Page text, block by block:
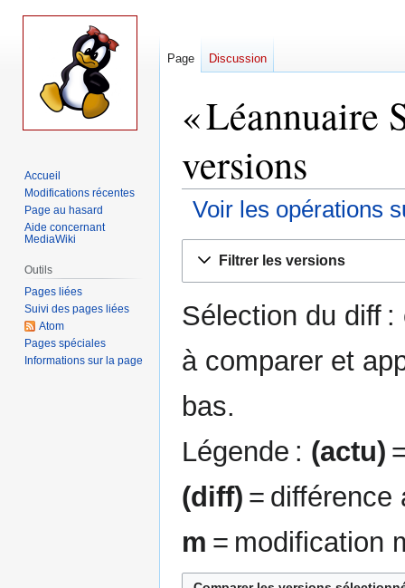
« Léannuaire
versions
Voir les opérations
navigation
recherche
Filtrer les versions
Sélection du diff
à comparer et
bas.
Légende : (actu)
(diff) = différence
m = modification
Page Discussion
Accueil
Modifications récentes
Page au hasard
Aide concernant
MediaWiki
Outils
Pages liées
Suivi des pages liées
Atom
Pages spéciales
Informations sur la page